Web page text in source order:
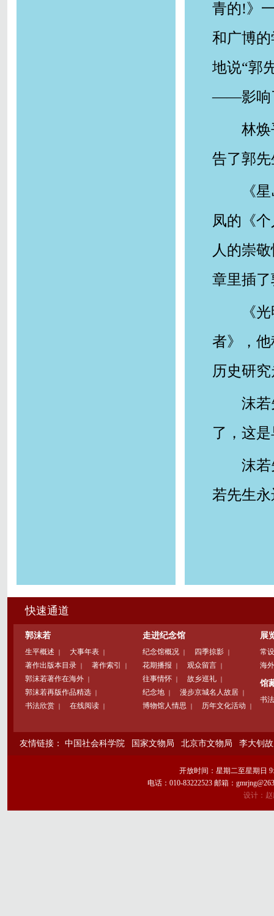
青的!》
和广博
地说“郭
——影响
林
告了郭
《
凤的《
人的崇
章里插
《
者》，
历史研
沫
了，这
沫
若先生
快速通道
郭沫若
生平概述 ｜ 大事年表 ｜
著作出版本目录 ｜ 著作索引 ｜
郭沫若著作在海外 ｜
郭沫若再版作品精选 ｜
书法欣赏 ｜ 在线阅读 ｜
走进纪念馆
纪念馆概况 ｜ 四季掠影 ｜
花期播报 ｜ 观众留言 ｜
往事情怀 ｜ 故乡巡礼 ｜
纪念地 ｜ 漫步京城名人故居 ｜
博物馆人情思 ｜ 历年文化活动 ｜
展
常
海
馆
书法
友情链接： 中国社会科学院 国家文物局 北京市文物局 李大钊
开放时间：星期二至星期日
电话：010-83222523 邮箱：
设计：